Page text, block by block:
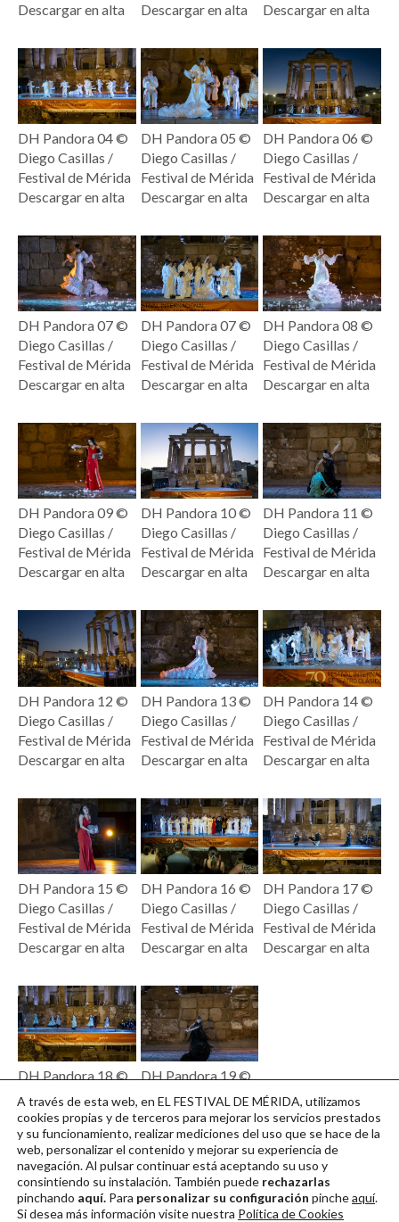
Descargar en alta Descargar en alta Descargar en alta
DH Pandora 04 ©
Diego Casillas /
Festival de Mérida
Descargar en alta
DH Pandora 05 ©
Diego Casillas /
Festival de Mérida
Descargar en alta
DH Pandora 06 ©
Diego Casillas /
Festival de Mérida
Descargar en alta
DH Pandora 07 ©
Diego Casillas /
Festival de Mérida
Descargar en alta
DH Pandora 07 ©
Diego Casillas /
Festival de Mérida
Descargar en alta
DH Pandora 08 ©
Diego Casillas /
Festival de Mérida
Descargar en alta
DH Pandora 09 ©
Diego Casillas /
Festival de Mérida
Descargar en alta
DH Pandora 10 ©
Diego Casillas /
Festival de Mérida
Descargar en alta
DH Pandora 11 ©
Diego Casillas /
Festival de Mérida
Descargar en alta
DH Pandora 12 ©
Diego Casillas /
Festival de Mérida
Descargar en alta
DH Pandora 13 ©
Diego Casillas /
Festival de Mérida
Descargar en alta
DH Pandora 14 ©
Diego Casillas /
Festival de Mérida
Descargar en alta
DH Pandora 15 ©
Diego Casillas /
Festival de Mérida
Descargar en alta
DH Pandora 16 ©
Diego Casillas /
Festival de Mérida
Descargar en alta
DH Pandora 17 ©
Diego Casillas /
Festival de Mérida
Descargar en alta
DH Pandora 18 ©
Diego Casillas /
Festival de Mérida
Descargar en alta
DH Pandora 19 ©
Diego Casillas /
Festival de Mérida
Descargar en alta
A través de esta web, en EL FESTIVAL DE MÉRIDA, utilizamos
cookies propias y de terceros para mejorar los servicios prestados
y su funcionamiento, realizar mediciones del uso que se hace de la
web, personalizar el contenido y mejorar su experiencia de
navegación. Al pulsar continuarestá aceptando su uso y
consintiendo su instalación. También puede rechazarlas
pinchando aquí. Para personalizar su configuración pincheaquí.
Si desea más información visite nuestra Política de Cookies